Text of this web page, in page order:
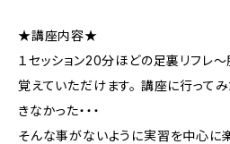
★講座内容★
１セッション20分ほどの足裏リフレ
覚えていただけます。 講座に行って
きなかった・・・
そんな事がないように実習を中心に